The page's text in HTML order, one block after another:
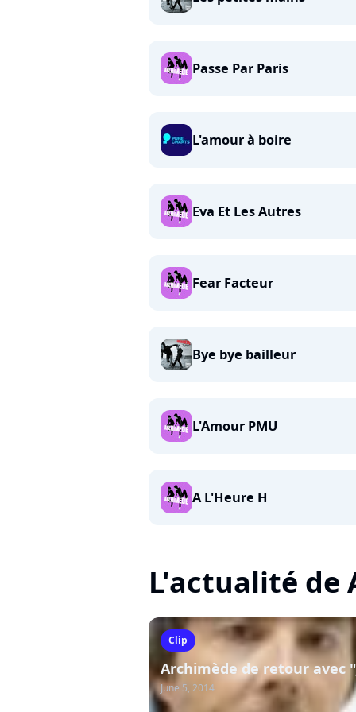
Passe Par Paris
L'amour à boire
Eva Et Les Autres
Fear Facteur
Bye bye bailleur
L'Amour PMU
A L'Heure H
L'actualité de
Clip
Archimède de retour avec
June 5, 2014